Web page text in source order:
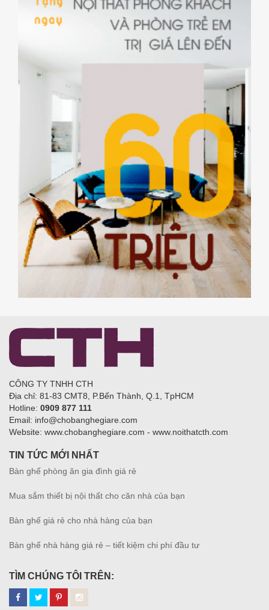
CÔNG TY TNHH CTH
Địa chỉ: 81-83 CMT8, P.Bến Thành, Q.1, TpHCM
Hotline: 0909 877 111
Email: info@chobanghegiare.com
Website: www.chobanghegiare.com - www.noithatcth.com
TIN TỨC MỚI NHẤT
Bàn ghế phòng ăn gia đình giá rẻ
Mua sắm thiết bị nội thất cho căn nhà của bạn
Bàn ghế giá rẻ cho nhà hàng của bạn
Bàn ghế nhà hàng giá rẻ – tiết kiệm chi phí đầu tư
TÌM CHÚNG TÔI TRÊN: